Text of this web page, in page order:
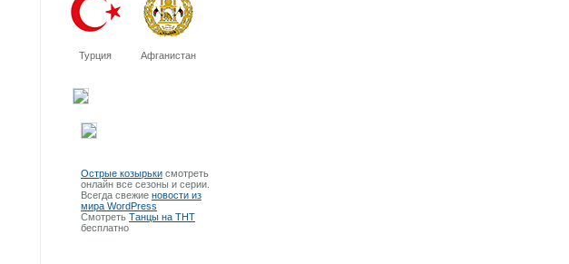
Турция Афганистан
Острые козырьки смотреть
онлайн все сезоны и серии.
Всегда свежие новости из
мира WordPress
Смотреть Танцы на ТНТ
бесплатно